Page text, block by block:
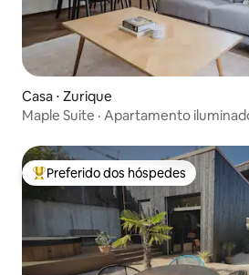
Casa ⋅ Zurique
Maple Suite · Apartamento
Entre os melhores preferidos dos
Preferido dos hóspedes